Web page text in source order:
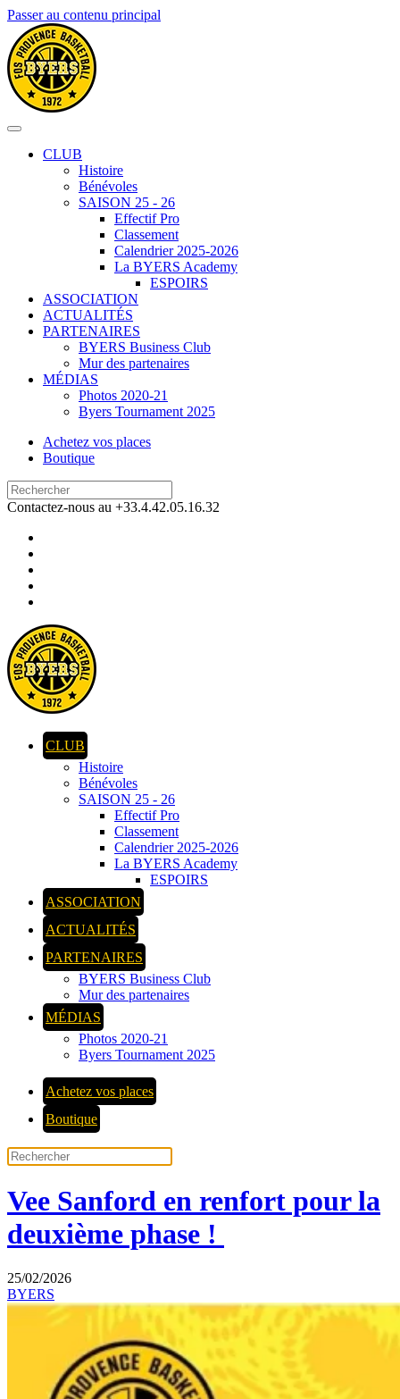
Passer au contenu principal
CLUB
Histoire
Bénévoles
SAISON 25 - 26
Effectif Pro
Classement
Calendrier 2025-2026
La BYERS Academy
ESPOIRS
ASSOCIATION
ACTUALITÉS
PARTENAIRES
BYERS Business Club
Mur des partenaires
MÉDIAS
Photos 2020-21
Byers Tournament 2025
Achetez vos places
Boutique
Contactez-nous au +33.4.42.05.16.32
CLUB
Histoire
Bénévoles
SAISON 25 - 26
Effectif Pro
Classement
Calendrier 2025-2026
La BYERS Academy
ESPOIRS
ASSOCIATION
ACTUALITÉS
PARTENAIRES
BYERS Business Club
Mur des partenaires
MÉDIAS
Photos 2020-21
Byers Tournament 2025
Achetez vos places
Boutique
Vee Sanford en renfort pour la
deuxième phase !
25/02/2026
BYERS